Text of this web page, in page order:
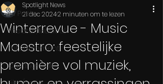
All Posts
Theater/Musical
Entertainment
Casting-Call
Winterrevue - Music
Maestro: feestelijke
première vol muziek,
Spotlight News
21 dec 20242 minuten om te lezen